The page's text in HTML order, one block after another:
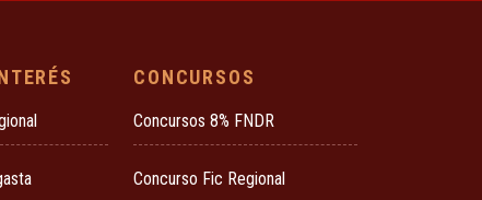
CONCURSOS
Concursos 8% FNDR
Concurso Fic Regional